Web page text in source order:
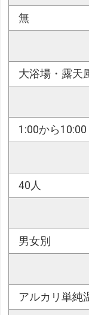
無
大浴場・露天
1:00から
40人
男女別
アルカリ単純